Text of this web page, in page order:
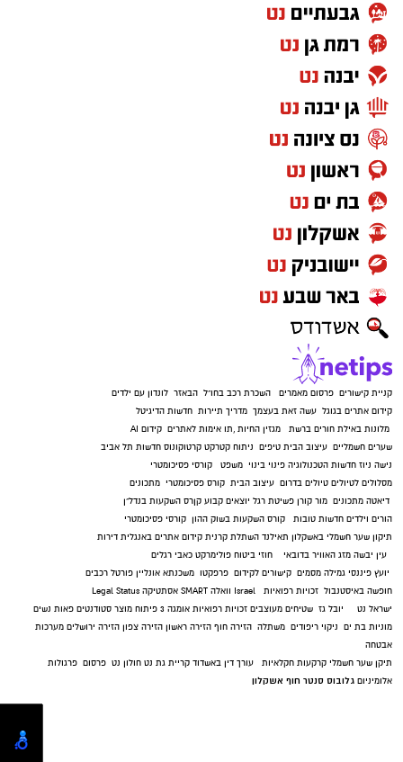
קניית קישורים פרסום מאמרים השכרת רכב בחו"ל הבאזר לונדון עם ילדים
קידום אתרים בגוגל עשה זאת בעצמך מדריך תיירות חדשות הדיגיטל
מלונות באילת חורים ברשת מגזין החיות ,תו אימות לאתרים קידום AI
שערים חשמליים עיצוב הבית טיפים ניתוח קטרקט קרטוקונוס חדשות תל אביב
נישה ניוז חדשות הטכנולוגיה פינוי בינוי משפט
קורסי פסיכומטרי
מסלולים לטיולים טיולים בדרום עיצוב הבית קורס פסיכומטרי מתכונים
דיאטה מתכונים מור קורן פשיטת רגל יוצאים קבוע קןרס השקעות בנדל"ן
הורים וילדים חדשות טובות קורס השקעות בשוק ההון קורסי פסיכומטרי
תיקון שער חשמלי באשקלון תאילנד השתלת קרנית קידום אתרים באנגלית דירות
עין יבשה מזג האוויר בדובאי חוזי ביטוח פולימרקט כאבי רגלים
יועץ פיננסי גמילה מסמים קישורים לקידום פרפקטו משכנתא אונליין פורטל רכבים
חופשה באיסטנבול זכויות רפואיות Israel וואלה SMART אסתטיקה Legal Status
ישראל נט
יובל גז שטיחים מעוצבים זכויות רפואיות אומגה 3 פיתוח מוצר סטודנטים פאות נשים
מוניות בת ים ניקוי ריפודים משתלה הזירה חוף הזירה ראשון הזירה צפון הזירה ירושלים מערכות
אבטחה
תיקן שער חשמלי קרקעות חקלאיות עורך דין באשדוד קריית גת נט חולון נט פרסום פרגולות
אלומיניום גלובוס סנטר חוף אשקלון